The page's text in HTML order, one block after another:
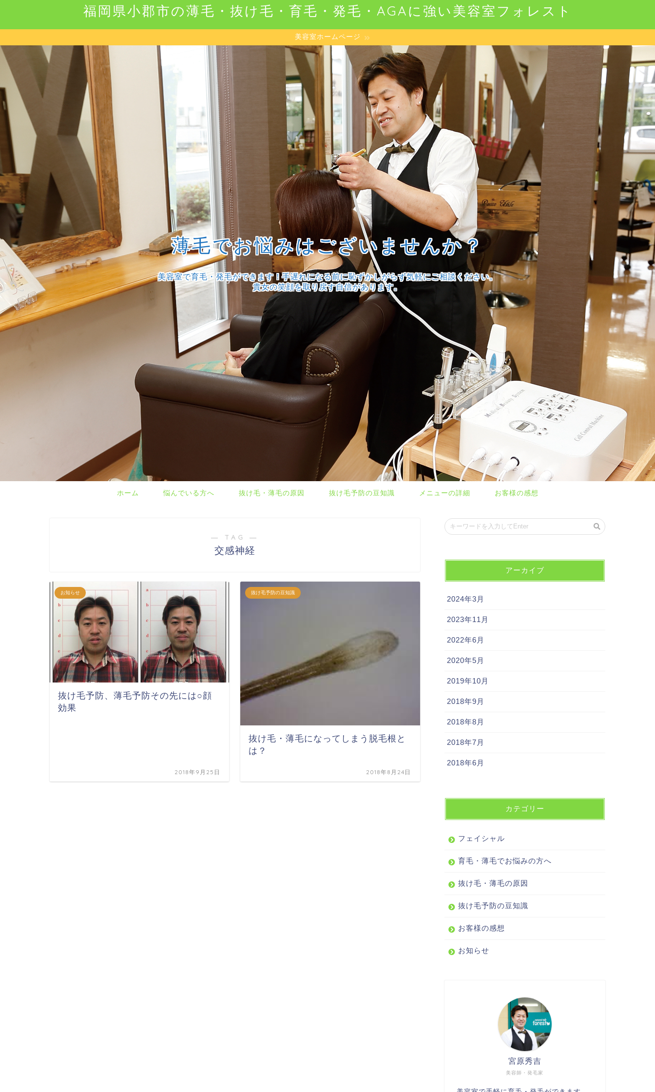
福岡県小郡市の薄毛・抜け毛・育毛・発毛・AGAに強い美容室フォレスト
美容室ホームページ
薄毛でお悩みはございませんか？
美容室で育毛・発毛ができます！手遅れになる前に恥ずかしがらず気軽にご相談ください。
貴女の笑顔を取り戻す自信があります。
ホーム 悩んでいる方へ 抜け毛・薄毛の原因 抜け毛予防の豆知識 メニューの詳細 お客様の感想
― TAG ―
交感神経
お知らせ
抜け毛予防、薄毛予防その先には○顔
効果
2018年9月25日
抜け毛予防の豆知識
抜け毛・薄毛になってしまう脱毛根と
は？
2018年8月24日
アーカイブ
2024年3月
2023年11月
2022年6月
2020年5月
2019年10月
2018年9月
2018年8月
2018年7月
2018年6月
カテゴリー
フェイシャル
育毛・薄毛でお悩みの方へ
抜け毛・薄毛の原因
抜け毛予防の豆知識
お客様の感想
お知らせ
美容師・発毛家
宮原秀吉